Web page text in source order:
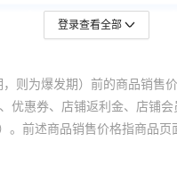
登录查看全部
则为爆发期）前的商品销
惠券、店铺返利金、店
前述商品销售价格指商品